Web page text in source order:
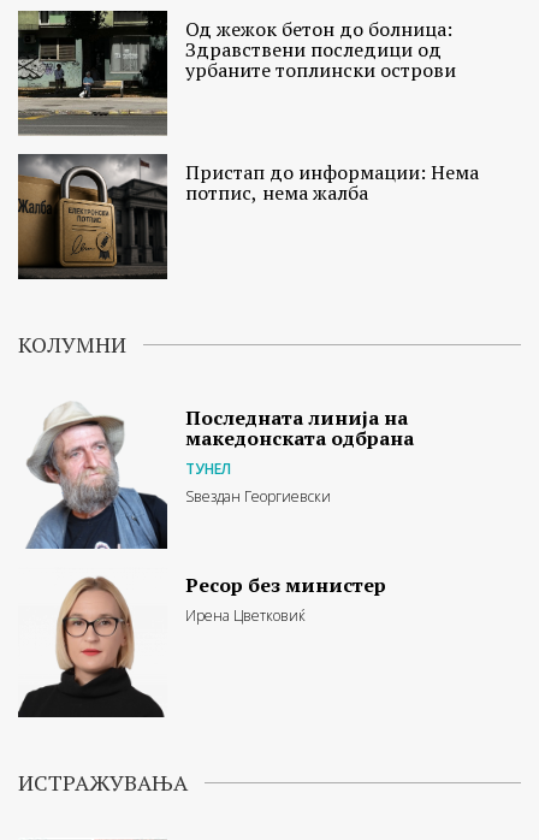
Од жежок бетон до болница:
Здравствени последици од
урбаните топлински острови
Пристап до информации: Нема
потпис, нема жалба
КОЛУМНИ
Последната линија на
македонската одбрана
ТУНЕЛ
Ѕвездан Георгиевски
Ресор без министер
Ирена Цветковиќ
ИСТРАЖУВАЊА